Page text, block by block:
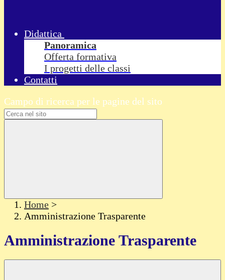
Didattica
Panoramica
Offerta formativa
I progetti delle classi
Contatti
Campo di ricerca per le pagine del sito
Home >
Amministrazione Trasparente
Amministrazione Trasparente